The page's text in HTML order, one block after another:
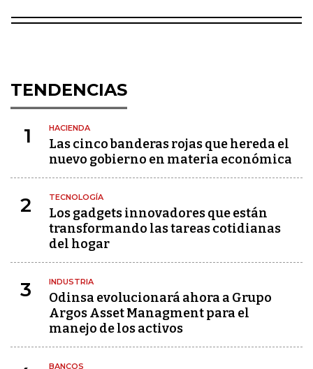
TENDENCIAS
1 HACIENDA
Las cinco banderas rojas que hereda el
nuevo gobierno en materia económica
2 TECNOLOGÍA
Los gadgets innovadores que están
transformando las tareas cotidianas
del hogar
3 INDUSTRIA
Odinsa evolucionará ahora a Grupo
Argos Asset Managment para el
manejo de los activos
BANCOS